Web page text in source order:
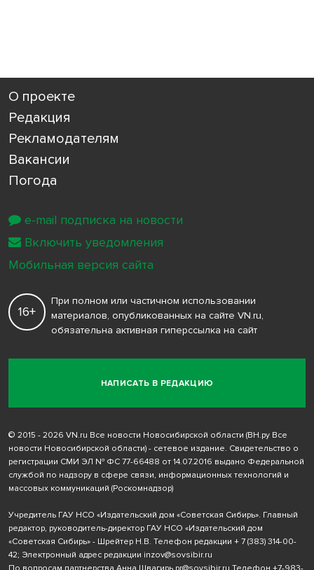
О проекте
Редакция
Рекламодателям
Вакансии
Погода
НАПИСАТЬ В РЕДАКЦИЮ
16+
При полном или частичном использовании
материалов, опубликованных на сайте VN.ru,
обязательна активная гиперссылка на сайт
© 2015 - 2026 VN.ru Все новости Новосибирской области (ВН.ру Все
новости Новосибирской области) - сетевое издание. Свидетельство о
регистрации СМИ ЭЛ № ФС 77-66488 от 14.07.2016 выдано Федеральной
службой по надзору в сфере связи, информационных технологий и
массовых коммуникаций (Роскомнадзор)
Учредитель ГАУ НСО «Издательский дом «Советская Сибирь». Главный
редактор, руководитель-директор ГАУ НСО «Издательский дом
«Советская Сибирь» - Шрейтер Н.В. Телефон редакции + 7 (383) 314-00-
42; Электронный адрес редакции inzov@sovsibir.ru
e-mail подписка на новости
Включить уведомления
Мобильная версия сайта